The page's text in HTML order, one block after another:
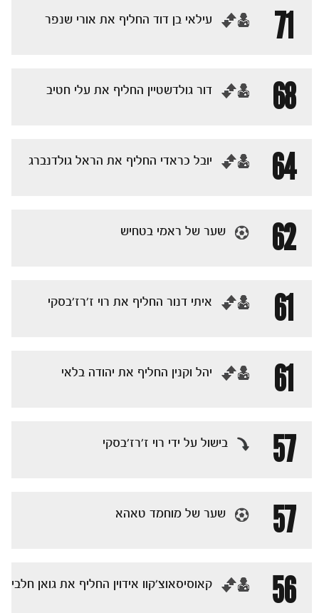
71 ‏עילאי בן דוד החליף את אורי שנפר
68 ‏דור גולדשטיין החליף את עלי חטיב
64 ‏יובל כראדי החליף את הראל גולדנברג
62 שער של ראמי בטחיש
61 ‏איתי דנור החליף את רוי ז׳רז׳בסקי
61 ‏יהל וקנין החליף את יהודה בלאי
57 בישול על ידי רוי ז׳רז׳בסקי
57 שער של מוחמד טאהא
56 ‏קאוסיסאוצ׳קוו אידוין החליף את גואן חלבי